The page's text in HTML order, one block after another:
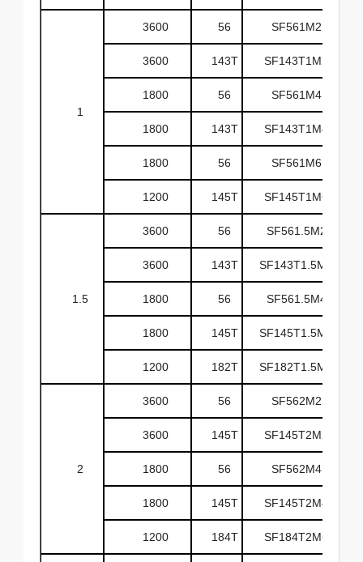
1
3600 56 SF561M2D
3600 143T SF143T1M2D
1800 56 SF561M4D
1800 143T SF143T1M4D
1800 56 SF561M6D
1200 145T SF145T1M6D
1.5
3600 56 SF561.5M2D
3600 143T SF143T1.5M2D
1800 56 SF561.5M4D
1800 145T SF145T1.5M4D
1200 182T SF182T1.5M6D
2
3600 56 SF562M2D
3600 145T SF145T2M2D
1800 56 SF562M4D
1800 145T SF145T2M4D
1200 184T SF184T2M6D